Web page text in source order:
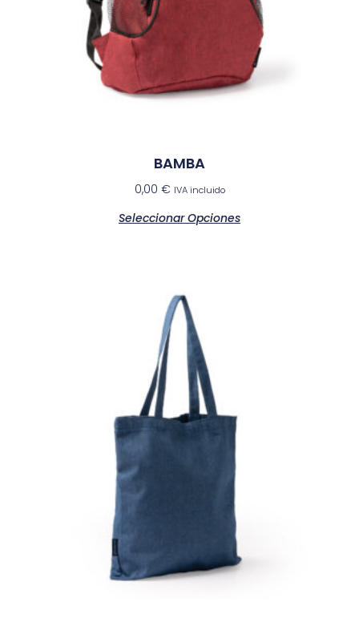
BAMBA
0,00 € IVA incluido
Seleccionar Opciones